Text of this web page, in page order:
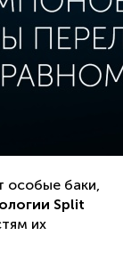
особые баки,
Split
их